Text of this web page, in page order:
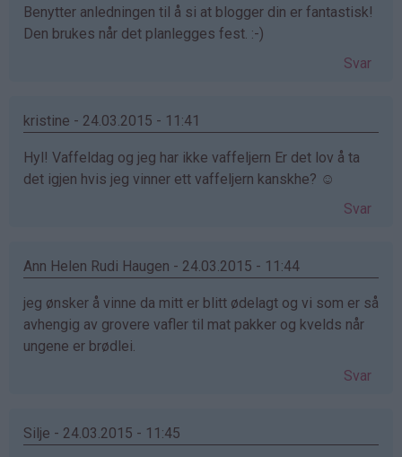
Benytter anledningen til å si at blogger din er fantastisk!
Den brukes når det planlegges fest. :-)
Svar
kristine - 24.03.2015 - 11:41
Hyl! Vaffeldag og jeg har ikke vaffeljern Er det lov å ta
det igjen hvis jeg vinner ett vaffeljern kanskhe? ☺
Svar
Ann Helen Rudi Haugen - 24.03.2015 - 11:44
jeg ønsker å vinne da mitt er blitt ødelagt og vi som er så
avhengig av grovere vafler til mat pakker og kvelds når
ungene er brødlei.
Svar
Silje - 24.03.2015 - 11:45